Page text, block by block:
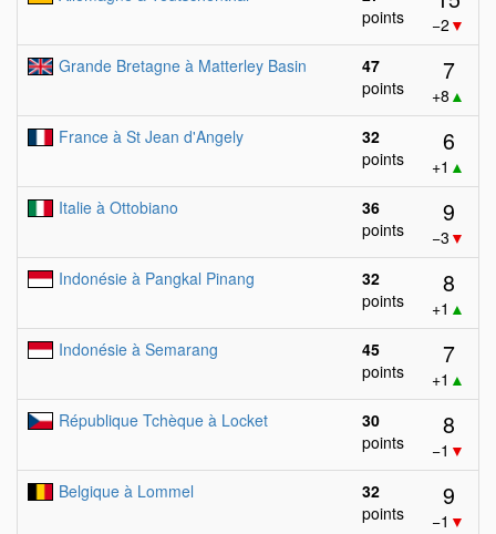
points
−2 ▼
Grande Bretagne à Matterley Basin
47
points
7
+8 ▲
France à St Jean d'Angely
32
points
6
+1 ▲
Italie à Ottobiano
36
points
9
−3 ▼
Indonésie à Pangkal Pinang
32
points
8
+1 ▲
Indonésie à Semarang
45
points
7
+1 ▲
République Tchèque à Locket
30
points
8
−1 ▼
Belgique à Lommel
32
points
9
−1 ▼